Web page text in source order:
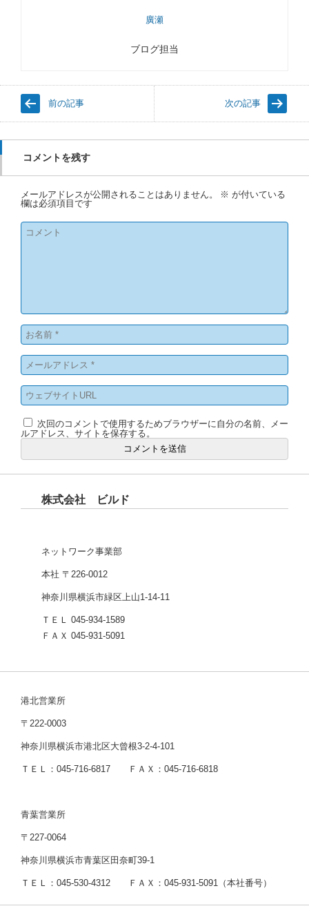
廣瀬
ブログ担当
前の記事 次の記事
コメントを残す
メールアドレスが公開されることはありません。 ※ が付いている
欄は必須項目です
次回のコメントで使用するためブラウザーに自分の名前、メー
ルアドレス、サイトを保存する。
株式会社 ビルド
ネットワーク事業部
本社 〒226-0012
神奈川県横浜市緑区上山1-14-11
ＴＥＬ 045-934-1589
ＦＡＸ 045-931-5091
港北営業所
〒222-0003
神奈川県横浜市港北区大曾根3-2-4-101
ＴＥＬ：045-716-6817 ＦＡＸ：045-716-6818
青葉営業所
〒227-0064
神奈川県横浜市青葉区田奈町39-1
ＴＥＬ：045-530-4312 ＦＡＸ：045-931-5091（本社番号）